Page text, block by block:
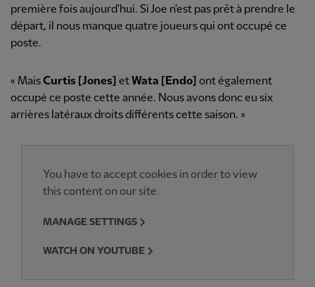
première fois aujourd'hui. Si Joe n'est pas prêt à prendre le
départ, il nous manque quatre joueurs qui ont occupé ce
poste.
« MaisCurtis [Jones] etWata [Endo] ont également
occupé ce poste cette année. Nous avons donc eu six
arrières latéraux droits différents cette saison. »
You have to accept cookies in order to view
this content on our site.
MANAGE SETTINGS
WATCH ON YOUTUBE